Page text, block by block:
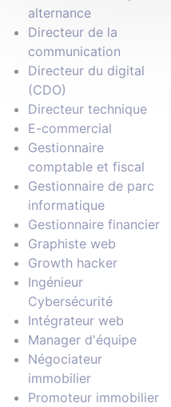
alternance
Directeur de la
communication
Directeur du digital
(CDO)
Directeur technique
E-commercial
Gestionnaire
comptable et fiscal
Gestionnaire de parc
informatique
Gestionnaire financier
Graphiste web
Growth hacker
Ingénieur
Cybersécurité
Intégrateur web
Manager d'équipe
Négociateur
immobilier
Promoteur immobilier